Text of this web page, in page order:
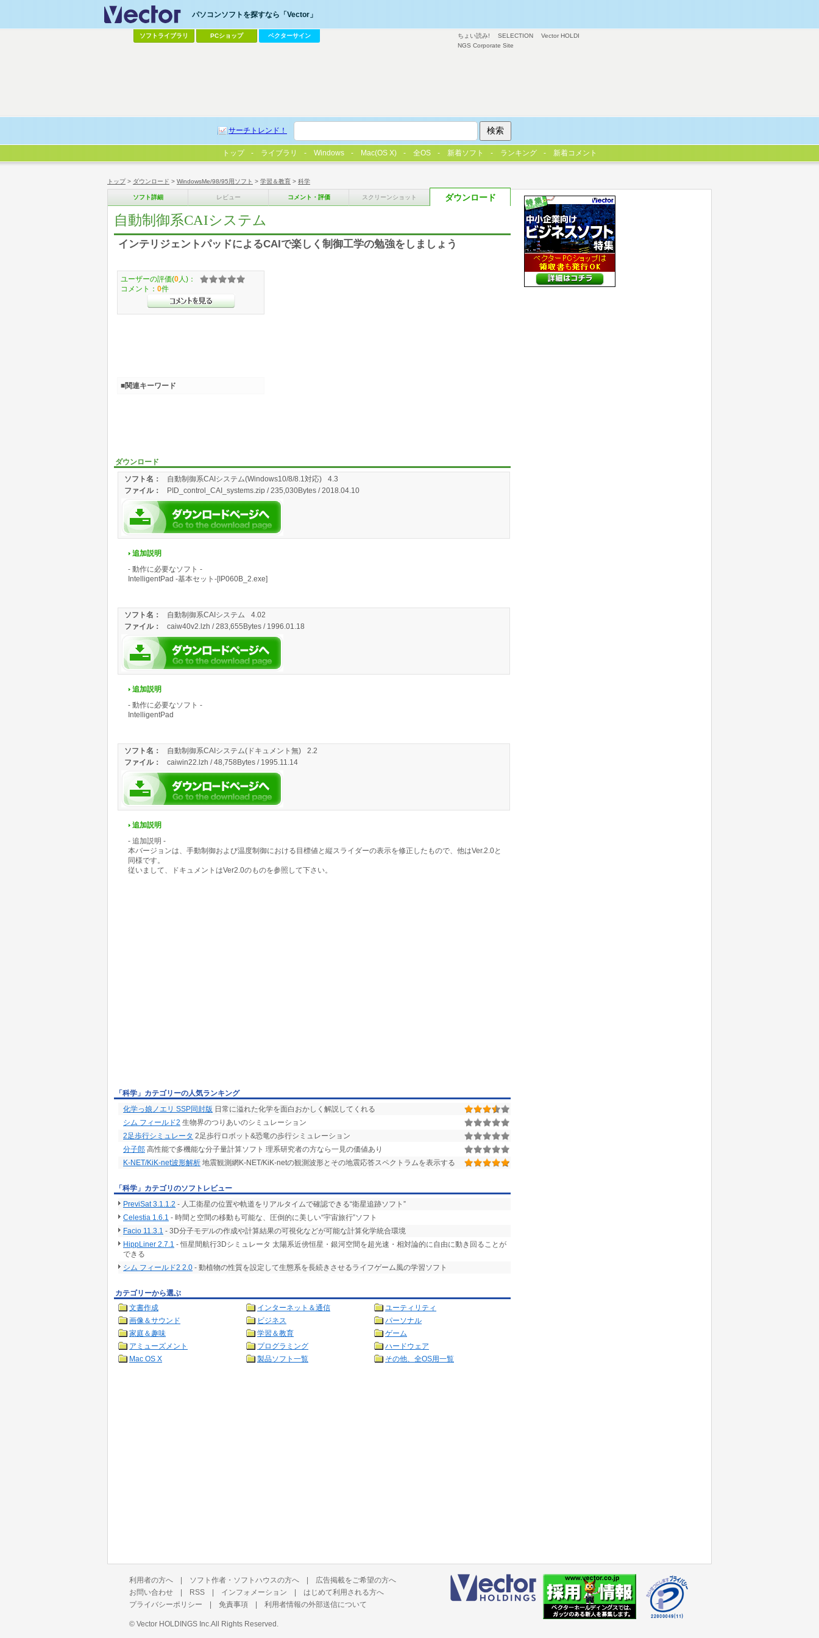
トップ> ダウンロード > WindowsMe/98/95用ソフト > 学習＆教育 > 科学
ソフト詳細 レビュー コメント・評価 スクリーンショット ダウンロード
自動制御系CAIシステム
インテリジェントパッドによるCAIで楽しく制御工学の勉強をしましょう
ダウンロード
ソフト名：
自動制御系CAIシステム(Windows10/8/8.1対応) 4.3
ファイル： PID_control_CAI_systems.zip / 235,030Bytes / 2018.04.10
追加説明
- 動作に必要なソフト -
IntelligentPad -基本セット-[IP060B_2.exe]
ソフト名： 自動制御系CAIシステム 4.02
ファイル： caiw40v2.lzh / 283,655Bytes / 1996.01.18
追加説明
- 動作に必要なソフト -
IntelligentPad
ソフト名： 自動制御系CAIシステム(ドキュメント無) 2.2
ファイル： caiwin22.lzh / 48,758Bytes / 1995.11.14
追加説明
- 追加説明 -
本バージョンは、手動制御および温度制御における目標値と縦スライダーの表示を修正したもので、他はVer.2.0と
同様です。
従いまして、ドキュメントはVer2.0のものを参照して下さい。
ユーザーの評価(0 人)：
コメント： 0件
■関連キーワード
「科学」カテゴリーの人気ランキング
化学っ娘ノエリ SSP同封版 日常に溢れた化学を面白おかしく解説してくれる
シム フィールド2 生物界のつりあいのシミュレーション
2足歩行シミュレータ 2足歩行ロボット&恐竜の歩行シミュレーション
分子郎 高性能で多機能な分子量計算ソフト 理系研究者の方なら一見の価値あり
K-NET/KiK-net波形解析 地震観測網K-NET/KiK-netの観測波形とその地震応答スペクトラムを表示する
「科学」カテゴリのソフトレビュー
PreviSat 3.1.1.2 - 人工衛星の位置や軌道をリアルタイムで確認できる“衛星追跡ソフト”
Celestia 1.6.1 - 時間と空間の移動も可能な、圧倒的に美しい“宇宙旅行”ソフト
Facio 11.3.1 - 3D分子モデルの作成や計算結果の可視化などが可能な計算化学統合環境
HippLiner 2.7.1 - 恒星間航行3Dシミュレータ 太陽系近傍恒星・銀河空間を超光速・相対論的に自由に動き回ることが
できる
シム フィールド2 2.0 - 動植物の性質を設定して生態系を長続きさせるライフゲーム風の学習ソフト
カテゴリーから選ぶ
文書作成
インターネット＆通信
ユーティリティ
画像＆サウンド
ビジネス
パーソナル
家庭＆趣味
学習＆教育
ゲーム
アミューズメント
プログラミング
ハードウェア
Mac OS X
製品ソフト一覧 その他、全OS用一覧
ちょい読み! SELECTION
Vector HOLDI
NGS Corporate Site
パソコンソフトを探すなら「Vector」
ソフトライブラリ PCショップ ベクターサイン
サーチトレンド！
トップ ライブラリ Windows Mac(OS X) 全OS 新着ソフト ランキング 新着コメント
利用者の方へ | ソフト作者・ソフトハウスの方へ | 広告掲載をご希望の方へ
お問い合わせ | RSS | インフォメーション | はじめて利用される方へ
プライバシーポリシー | 免責事項 | 利用者情報の外部送信について
© Vector HOLDINGS Inc. All Rights Reserved.